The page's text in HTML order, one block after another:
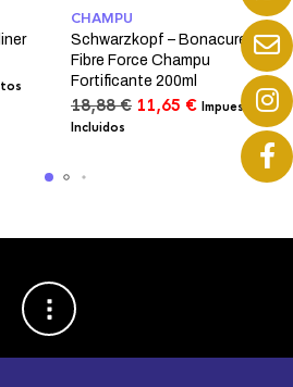
CHAMPU
Schwarzkopf – Bonacure
Fibre Force Champu
Fortificante 200ml
18,88€ El
11,65 €El
actual
11,65 €.
Impuestos
Incluidos